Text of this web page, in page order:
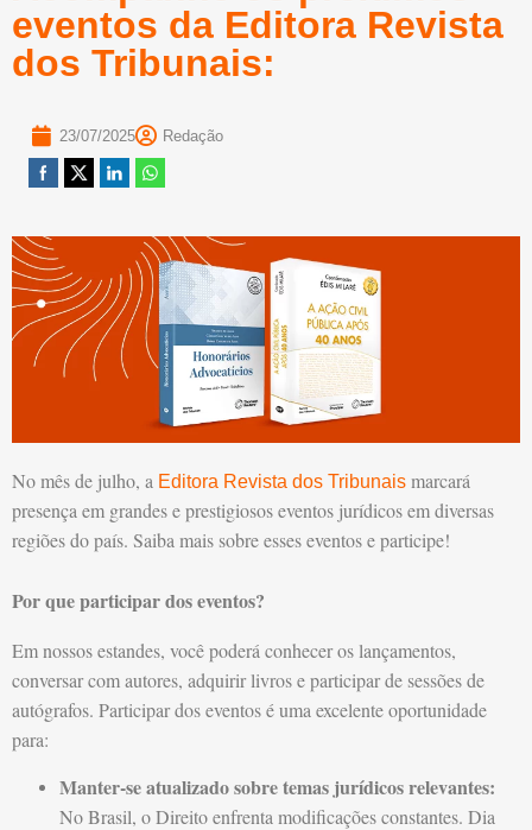
eventos da Editora Revista
dos Tribunais:
23/07/2025 Redação
No mês de julho, a Editora Revista dos Tribunais marcará
presença em grandes e prestigiosos eventos jurídicos em diversas
regiões do país. Saiba mais sobre esses eventos e participe!
Por que participar dos eventos?
Em nossos estandes, você poderá conhecer os lançamentos,
conversar com autores, adquirir livros e participar de sessões de
autógrafos. Participar dos eventos é uma excelente oportunidade
para:
Manter-se atualizado sobre temas jurídicos relevantes:
No Brasil, o Direito enfrenta modificações constantes. Dia